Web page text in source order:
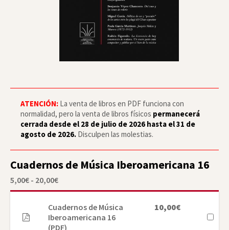
ATENCIÓN: La venta de libros en PDF funciona con
normalidad, pero la venta de libros físicos permanecerá
cerrada desde el 28 de julio de 2026 hasta el 31 de
agosto de 2026. Disculpen las molestias.
Cuadernos de Música Iberoamericana 16
5,00€ - 20,00€Rango
desde
5,00€
hasta
Cuadernos de Música
Iberoamericana 16
(PDF)
10,00€